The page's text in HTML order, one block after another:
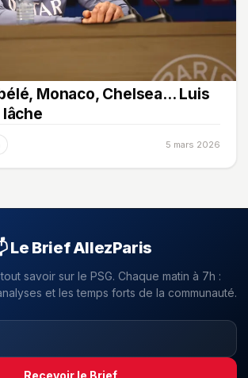
Monaco, Chelsea... Luis
5 mars 2026
Le Brief AllezParis
savoir sur le PSG. Chaque matin à 7h :
et les temps forts de la communauté.
Recevoir le Brief